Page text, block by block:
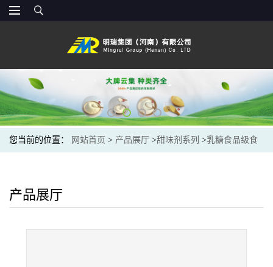
您当前的位置： 网站首页 > 产品展厅 >甜味剂系列 >乳糖食品级食
产品展厅